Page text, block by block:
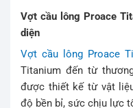
Vợt cầu lông Proace
diện
Vợt cầu lông Proace
Titanium đến từ
được thiết kế từ vật
độ bền bỉ, sức chịu lực